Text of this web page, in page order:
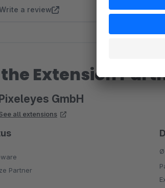
a review
Extension
GmbH
all extensions
Partner